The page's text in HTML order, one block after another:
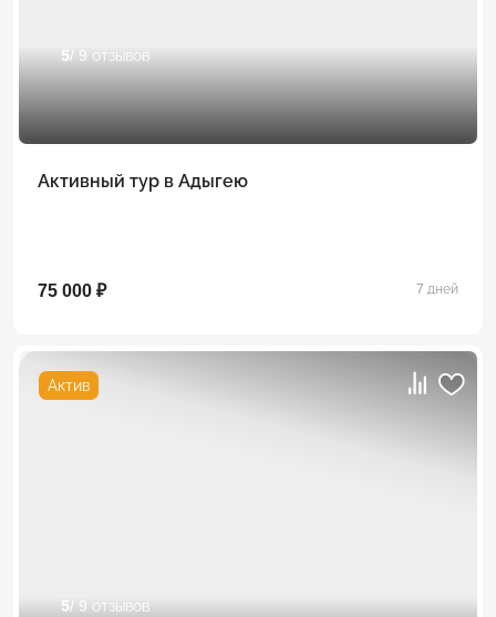
5/ 9 отзывов
Активный тур в Адыгею
75 000 ₽ 7 дней
Актив
5/ 9 отзывов